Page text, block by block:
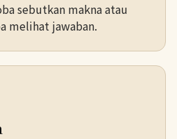
sebutkan makna atau
melihat jawaban.